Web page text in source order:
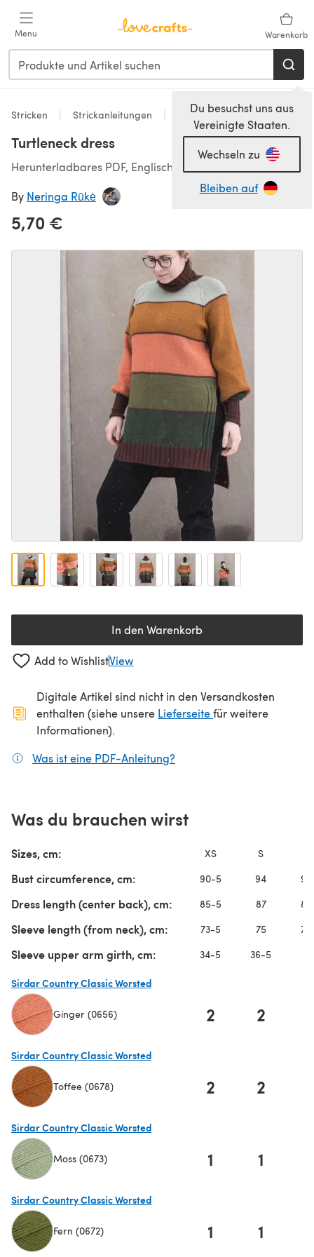
Menu Warenkorb
Du besuchst uns aus
Vereinigte Staaten.
Wechseln zu
Bleiben auf
Stricken Strickanleitungen Kleider
Turtleneck dress
Herunterladbares PDF, Englisch
By Neringa Rūkė
5,70 €
In den Warenkorb
Add to WishlistView
Digitale Artikel sind nicht in den Versandkosten
enthalten (siehe unsere Lieferseite(öffnet sich in
für weitere
Informationen).
Was ist eine PDF-Anleitung?
Was du brauchen wirst
Sizes, cm: XS S
Bust circumference, cm: 90-5 94
Dress length (center back), cm: 85-5 87
Sleeve length (from neck), cm: 73-5 75
Sleeve upper arm girth, cm: 34-5 36-5
Sirdar Country Classic Worsted
Ginger (0656) 2 2
Sirdar Country Classic Worsted
Toffee (0678) 2 2
Sirdar Country Classic Worsted
Moss (0673) 1 1
Sirdar Country Classic Worsted
Fern (0672) 1 1